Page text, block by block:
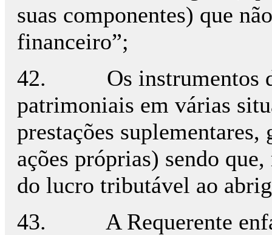
suas componentes) que
financeiro”;
42. Os instrumentos de
patrimoniais em várias
prestações suplementares,
ações próprias) sendo
do lucro tributável ao
43. A Requerente